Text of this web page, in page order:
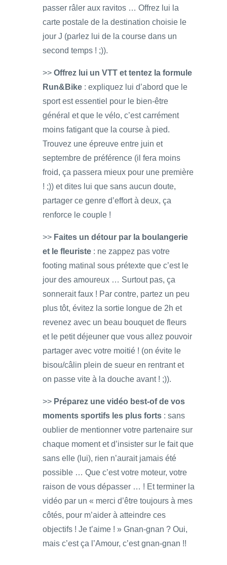
passer râler aux ravitos … Offrez lui la
carte postale de la destination choisie le
jour J (parlez lui de la course dans un
second temps ! ;)).
>> Offrez lui un VTT et tentez la formule
Run&Bike : expliquez lui d’abord que le
sport est essentiel pour le bien-être
général et que le vélo, c’est carrément
moins fatigant que la course à pied.
Trouvez une épreuve entre juin et
septembre de préférence (il fera moins
froid, ça passera mieux pour une première
! ;)) et dites lui que sans aucun doute,
partager ce genre d’effort à deux, ça
renforce le couple !
>> Faites un détour par la boulangerie
et le fleuriste : ne zappez pas votre
footing matinal sous prétexte que c’est le
jour des amoureux … Surtout pas, ça
sonnerait faux ! Par contre, partez un peu
plus tôt, évitez la sortie longue de 2h et
revenez avec un beau bouquet de fleurs
et le petit déjeuner que vous allez pouvoir
partager avec votre moitié ! (on évite le
bisou/câlin plein de sueur en rentrant et
on passe vite à la douche avant ! ;)).
>> Préparez une vidéo best-of de vos
moments sportifs les plus forts : sans
oublier de mentionner votre partenaire sur
chaque moment et d’insister sur le fait que
sans elle (lui), rien n’aurait jamais été
possible … Que c’est votre moteur, votre
raison de vous dépasser … ! Et terminer la
vidéo par un « merci d’être toujours à mes
côtés, pour m’aider à atteindre ces
objectifs ! Je t’aime ! » Gnan-gnan ? Oui,
mais c’est ça l’Amour, c’est gnan-gnan !!